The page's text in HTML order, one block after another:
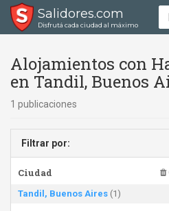
Salidores.com
Disfrutá cada ciudad al máximo
Alojamientos con
en Tandil, Buenos
1 publicaciones
Filtrar por:
Ciudad
Tandil, Buenos Aires (1)